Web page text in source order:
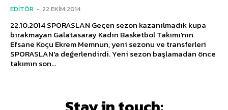
EDITÖR - 22 EKIM 2014
22.10.2014 SPORASLAN Geçen sezon kazanılmadık kupa
bırakmayan Galatasaray Kadın Basketbol Takımı'nın
Efsane Koçu Ekrem Memnun, yeni sezonu ve transferleri
SPORASLAN'a değerlendirdi. Yeni sezon başlamadan önce
takımın son...